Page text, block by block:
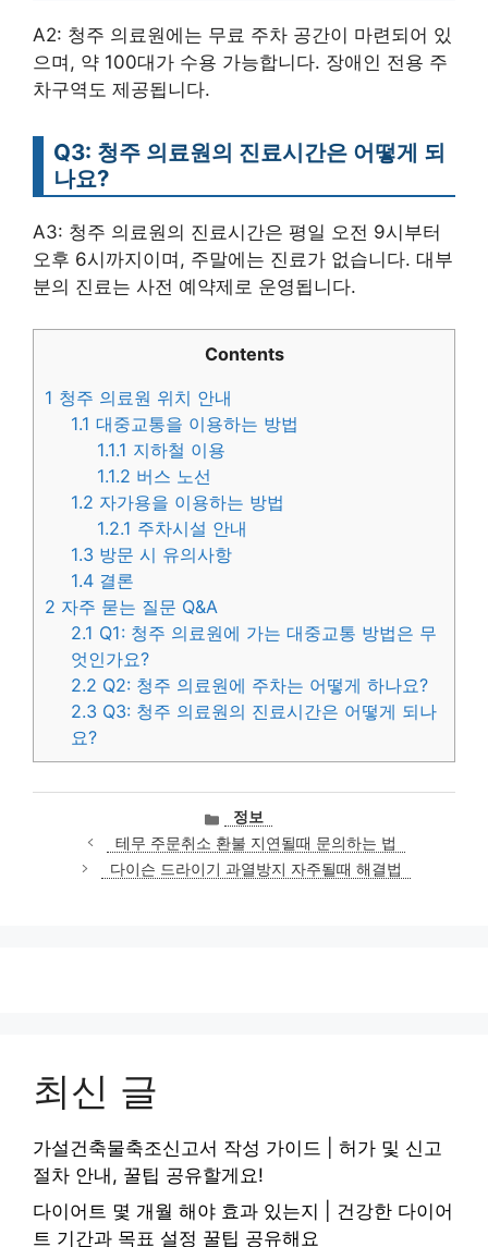
A2: 청주 의료원에는 무료 주차 공간이 마련되어 있
으며, 약 100대가 수용 가능합니다. 장애인 전용 주
차구역도 제공됩니다.
Q3: 청주 의료원의 진료시간은 어떻게 되
나요?
A3: 청주 의료원의 진료시간은 평일 오전 9시부터
오후 6시까지이며, 주말에는 진료가 없습니다. 대부
분의 진료는 사전 예약제로 운영됩니다.
Contents
1 청주 의료원 위치 안내
1.1 대중교통을 이용하는 방법
1.1.1 지하철 이용
1.1.2 버스 노선
1.2 자가용을 이용하는 방법
1.2.1 주차시설 안내
1.3 방문 시 유의사항
1.4 결론
2 자주 묻는 질문 Q&A
2.1 Q1: 청주 의료원에 가는 대중교통 방법은 무
엇인가요?
2.2 Q2: 청주 의료원에 주차는 어떻게 하나요?
2.3 Q3: 청주 의료원의 진료시간은 어떻게 되나
요?
카
테
고
리
정보
테무 주문취소 환불 지연될때 문의하는 법
다이슨 드라이기 과열방지 자주될때 해결법
최신 글
가설건축물축조신고서 작성 가이드 | 허가 및 신고
절차 안내, 꿀팁 공유할게요!
다이어트 몇 개월 해야 효과 있는지 | 건강한 다이어
트 기간과 목표 설정 꿀팁 공유해요